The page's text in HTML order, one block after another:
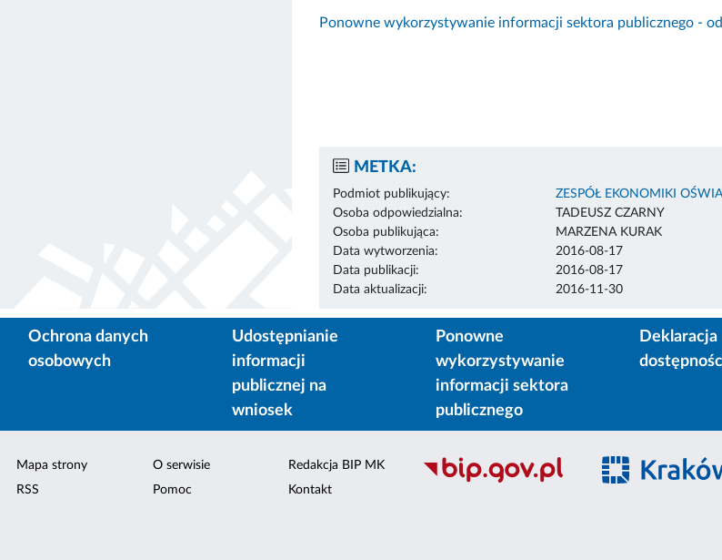
Ponowne wykorzystywanie informacji sektora publicznego -
METKA:
Podmiot publikujący:
ZESPÓŁ EKONOMIKI
Osoba odpowiedzialna:
TADEUSZ CZARNY
Osoba publikująca:
MARZENA KURAK
Data wytworzenia:
2016-08-17
Data publikacji:
2016-08-17
Data aktualizacji:
2016-11-30
Ochrona danych
osobowych
Udostępnianie
informacji
publicznej na
wniosek
Ponowne
wykorzystywanie
informacji sektora
publicznego
Deklaracja
Mapa strony
RSS
O serwisie
Pomoc
Redakcja BIP MK
Kontakt